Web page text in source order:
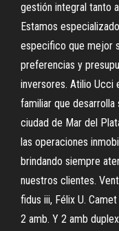
gestión integral tanto
Estamos
especifico que mejor
preferencias y
inversores. Atilio Ucci
familiar que
ciudad de Mar del
las operaciones
brindando siempre
nuestros clientes.
fidus iii, Félix U.
2 amb. Y 2 amb